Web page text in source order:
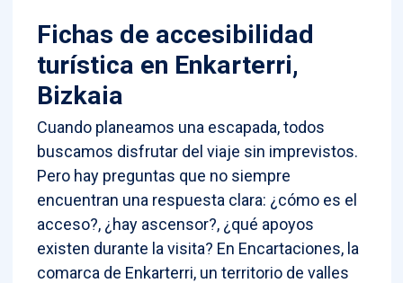
Fichas de accesibilidad
turística en Enkarterri,
Bizkaia
Cuando planeamos una escapada, todos
buscamos disfrutar del viaje sin imprevistos.
Pero hay preguntas que no siempre
encuentran una respuesta clara: ¿cómo es el
acceso?, ¿hay ascensor?, ¿qué apoyos
existen durante la visita? En Encartaciones, la
comarca de Enkarterri, un territorio de valles